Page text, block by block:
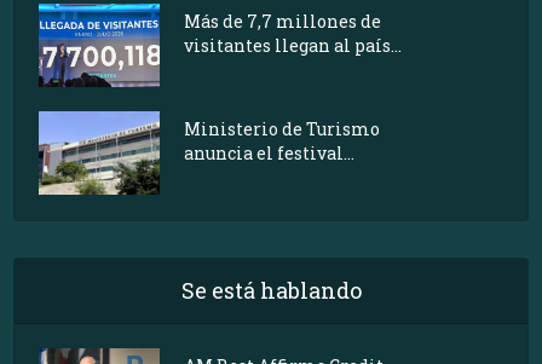
Más de 7,7 millones de
visitantes llegan al país...
Ministerio de Turismo
anuncia el festival...
Se está hablando